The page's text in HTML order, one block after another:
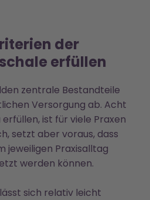
der
erfüllen
zentrale Bestandteile
Versorgung ab. Acht
ist für viele Praxen
setzt aber voraus, dass
jeweiligen Praxisalltag
werden können.
sich relativ leicht